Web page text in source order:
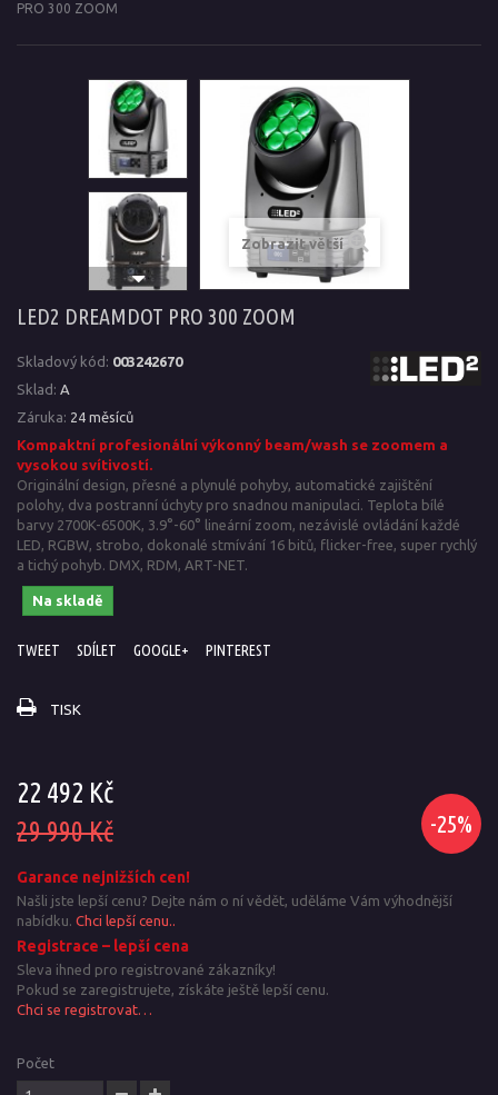
PRO 300 ZOOM
Zobrazit větší
LED2 DREAMDOT PRO 300 ZOOM
Skladový kód: 003242670
Sklad: A
Záruka: 24 měsíců
Kompaktní profesionální výkonný beam/wash se zoomem a
vysokou svítivostí.
Originální design, přesné a plynulé pohyby, automatické zajištění
polohy, dva postranní úchyty pro snadnou manipulaci. Teplota bílé
barvy 2700K-6500K, 3.9°-60° lineární zoom, nezávislé ovládání každé
LED, RGBW, strobo, dokonalé stmívání 16 bitů, flicker-free, super rychlý
a tichý pohyb. DMX, RDM, ART-NET.
Na skladě
TWEET SDÍLET GOOGLE+ PINTEREST
TISK
22 492 Kč
-25%
29 990 Kč
Garance nejnižších cen!
Našli jste lepší cenu? Dejte nám o ní vědět, uděláme Vám výhodnější
nabídku. Chci lepší cenu..
Registrace – lepší cena
Sleva ihned pro registrované zákazníky!
Pokud se zaregistrujete, získáte ještě lepší cenu.
Chci se registrovat…
Počet